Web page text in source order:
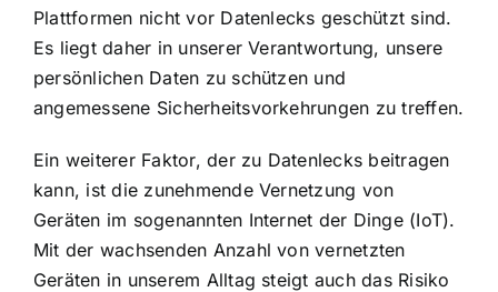
Plattformen nicht vor Datenlecks geschützt sind.
Es liegt daher in unserer Verantwortung, unsere
persönlichen Daten zu schützen und
angemessene Sicherheitsvorkehrungen zu treffen.
Ein weiterer Faktor, der zu Datenlecks beitragen
kann, ist die zunehmende Vernetzung von
Geräten im sogenannten Internet der Dinge (IoT).
Mit der wachsenden Anzahl von vernetzten
Geräten in unserem Alltag steigt auch das Risiko